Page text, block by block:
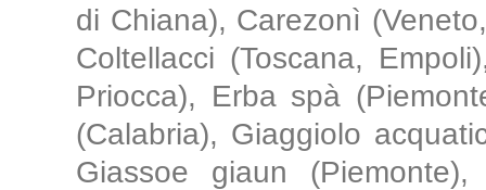
di Chiana), Carezonì
Coltellacci (Toscana,
Priocca), Erba spà
(Calabria), Giaggiolo
Giassoe giaun